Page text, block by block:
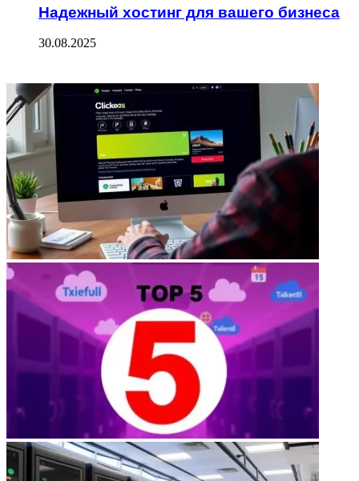
Надежный хостинг для вашего бизнеса
30.08.2025